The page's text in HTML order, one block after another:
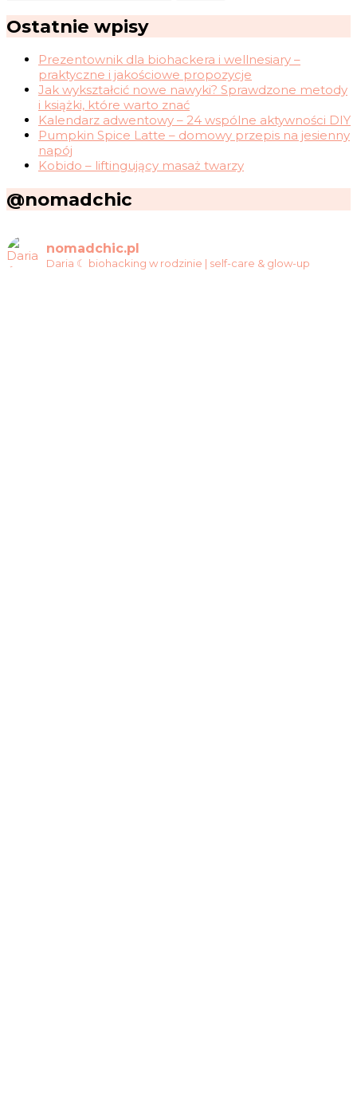
Ostatnie wpisy
Prezentownik dla biohackera i wellnesiary –
praktyczne i jakościowe propozycje
Jak wykształcić nowe nawyki? Sprawdzone metody
i książki, które warto znać
Kalendarz adwentowy – 24 wspólne aktywności DIY
Pumpkin Spice Latte – domowy przepis na jesienny
napój
Kobido – liftingujący masaż twarzy
@nomadchic
nomadchic.pl
Daria ☾ biohacking w rodzinie | self-care & glow-up